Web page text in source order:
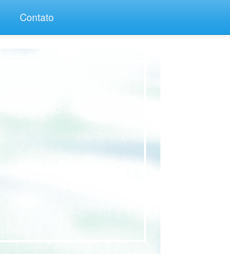
Contato